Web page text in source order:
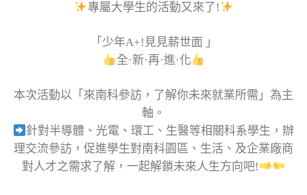
專屬大學生的活動又來了!
「少年A+!見見薪世面 」
全·新·再·進·化
本次活動以「來南科參訪，了解你未來就業所需」為主
軸。
針對半導體、光電、環工、生醫等相關科系學生，辦
理交流參訪，促進學生對南科園區、生活、及企業廠商
對人才之需求了解，一起解鎖未來人生方向吧!